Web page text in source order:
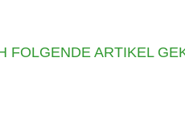
FOLGENDE ARTIKEL